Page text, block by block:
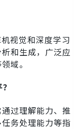
视觉和深度学习
和生成，广泛应
域。
过理解能力、推
务处理能力等指